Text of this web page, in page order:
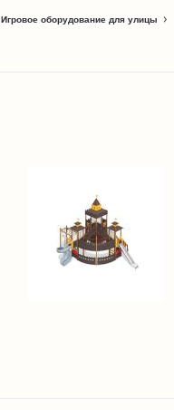
Игровое оборудование для улицы